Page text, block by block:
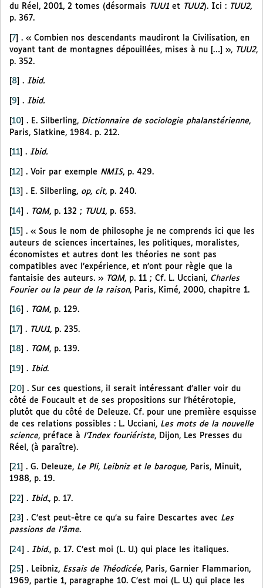
du Réel, 2001, 2 tomes (désormais
TUU1 et TUU2). Ici : TUU2,
p. 367.
[7] . « Combien nos descendants maudiront la Civilisation, en
voyant tant de montagnes dépouillées, mises à nu […] », TUU2,
p. 352.
8 . Ibid.
9 . Ibid.
[10] . E. Silberling, Dictionnaire de sociologie phalanstérienne,
Paris, Slatkine, 1984. p. 212.
11 . Ibid.
[12] . Voir par exemple NMIS, p. 429.
13 . E. Silberling, op, cit, p. 240.
14 . TQM, p. 132 ; TUU1, p. 653.
[15] . « Sous le nom de philosophe je ne comprends ici que les
auteurs de sciences incertaines, les politiques, moralistes,
économistes et autres dont les théories ne sont pas
compatibles avec l’expérience, et n’ont pour règle que la
fantaisie des auteurs. » TQM, p. 11 ; Cf. L. Ucciani, Charles
Fourier ou la peur de la raison, Paris, Kimé, 2000, chapitre 1.
16 . TQM, p. 129.
[17] . TUU1, p. 235.
18 . TQM, p. 139.
19 . Ibid.
[20] . Sur ces questions, il serait intéressant d’aller voir du
côté de Foucault et de ses propositions sur l’hétérotopie,
plutôt que du côté de Deleuze. Cf. pour une première esquisse
de ces relations possibles : L. Ucciani, Les mots de la nouvelle
science, préface à l’Index fouriériste, Dijon, Les Presses du
Réel, (à paraître).
21 . G. Deleuze, Le Pli, Leibniz et le baroque, Paris, Minuit,
1988, p. 19.
[22] . Ibid., p. 17.
23 . C’est peut-être ce qu’a su faire Descartes avec Les
passions de l’âme.
[24] . Ibid., p. 17. C’est moi (L. U.) qui place les italiques.
25 . Leibniz, Essais de Théodicée, Paris, Garnier Flammarion,
1969, partie 1, paragraphe 10. C’est moi (L. U.) qui place les